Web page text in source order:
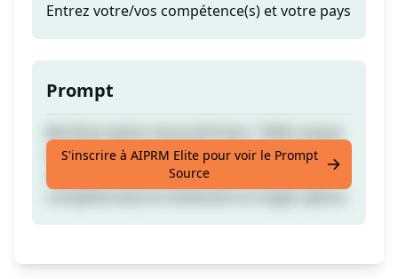
Entrez votre/vos compétence(s) et votre pays
Prompt
et optimisée pour le SEO pour les nouveaux
vendeurs. Il vous suffit d'entrer votre/vos
S'inscrire à AIPRM Elite pour voir le Prompt
Source